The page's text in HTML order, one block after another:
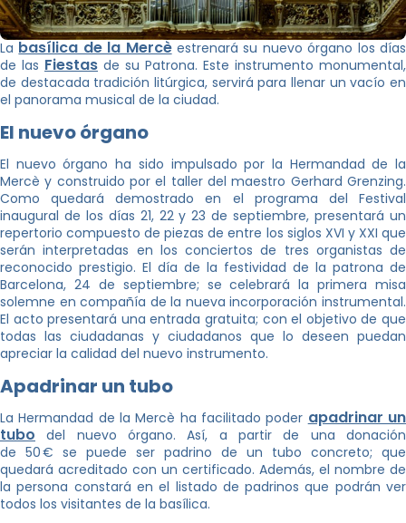
La basílica de la Mercèestrenará su nuevo órgano los días
de las Fiestas de su Patrona. Este instrumento monumental,
de destacada tradición litúrgica, servirá para llenar un vacío en
el panorama musical de la ciudad.
El nuevo órgano
El nuevo órgano ha sido impulsado por la Hermandad de la
Mercè y construido por el taller del maestro Gerhard Grenzing.
Como quedará demostrado en el programa del Festival
inaugural de los días 21, 22 y 23 de septiembre, presentará un
repertorio compuesto de piezas de entre los siglos XVI y XXI que
serán interpretadas en los conciertos de tres organistas de
reconocido prestigio. El día de la festividad de la patrona de
Barcelona, 24 de septiembre; se celebrará la primera misa
solemne en compañía de la nueva incorporación instrumental.
El acto presentará una entrada gratuita; con el objetivo de que
todas las ciudadanas y ciudadanos que lo deseen puedan
apreciar la calidad del nuevo instrumento.
Apadrinar un tubo
La Hermandad de la Mercè ha facilitado poder apadrinar un
tubo del nuevo órgano. Así, a partir de una donación
de 50 € se puede ser padrino de un tubo concreto; que
quedará acreditado con un certificado. Además, el nombre de
la persona constará en el listado de padrinos que podrán ver
todos los visitantes de la basílica.